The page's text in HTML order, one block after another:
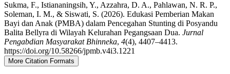
Sukma, F., Istiananingsih, Y., Azzahra, D. A., Pahlawan, N. R. P.,
Soleman, I. M., & Siswati, S. (2026). Edukasi Pemberian Makan
Bayi dan Anak (PMBA) dalam Pencegahan Stunting di Posyandu
Balita Bellyra di Wilayah Kelurahan Pegangsaan Dua. Jurnal
Pengabdian Masyarakat Bhinneka, 4(4), 4407–4413.
https://doi.org/10.58266/jpmb.v4i3.1221
More Citation Formats